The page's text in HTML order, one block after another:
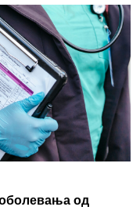
оболевања од